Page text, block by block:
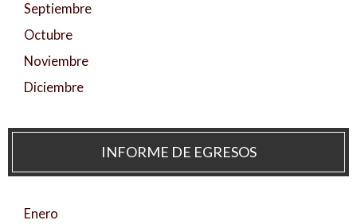
Septiembre
Octubre
Noviembre
Diciembre
INFORME DE EGRESOS
Enero